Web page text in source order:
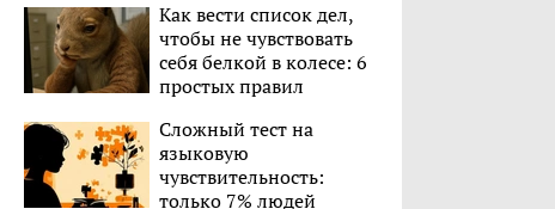
Как вести список дел,
чтобы не чувствовать
себя белкой в колесе: 6
простых правил
Сложный тест на
языковую
чувствительность:
только 7% людей